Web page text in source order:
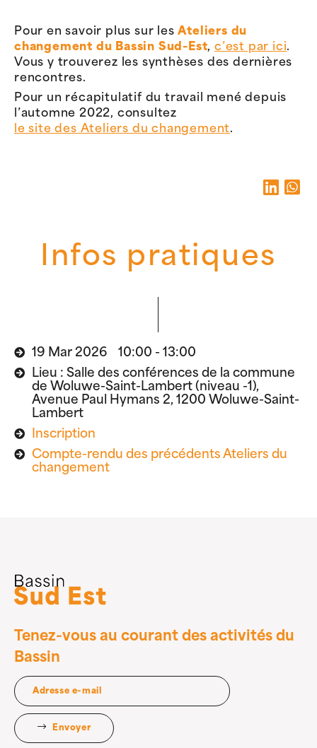
Pour en savoir plus sur lesAteliers du
changement du Bassin Sud-Est,c’est par ici.
Vous y trouverez les synthèses des dernières
rencontres.
Pour un récapitulatif du travail mené depuis
l’automne 2022, consultez
le site des Ateliers du changement.
Infos pratiques
19 Mar 2026 10:00 - 13:00
Lieu : Salle des conférences de la commune
de Woluwe-Saint-Lambert (niveau -1),
Avenue Paul Hymans 2, 1200 Woluwe-Saint-
Lambert
Inscription
Compte-rendu des précédents Ateliers du
changement
Tenez-vous au courant des activités du
Bassin
Envoyer